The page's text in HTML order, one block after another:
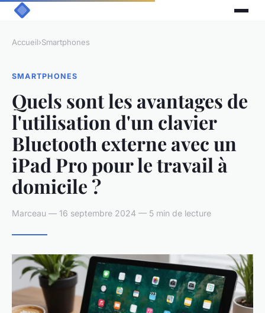
Accueil›Smartphones
SMARTPHONES
Quels sont les avantages de
l'utilisation d'un clavier
Bluetooth externe avec un
iPad Pro pour le travail à
domicile ?
Marceau — 16 septembre 2024 — 5 min de lecture